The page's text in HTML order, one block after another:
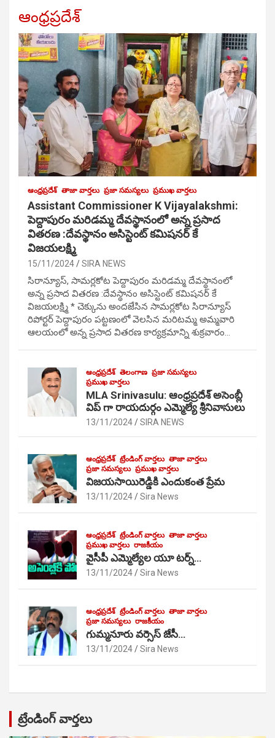
ఆంధ్రప్రదేశ్
ఆంధ్రప్రదేశ్ తాజా వార్తలు ప్రజా సమస్యలు ప్రముఖ వార్తలు
Assistant Commissioner K Vijayalakshmi:
పెద్దాపురం మరిడమ్మ దేవస్థానంలో అన్న ప్రసాద
వితరణ :దేవస్థానం అసిస్టెంట్ కమిషనర్ కే
విజయలక్ష్మి
15/11/2024 SIRA NEWS
సిరాన్యూస్, సామర్లకోట పెద్దాపురం మరిడమ్మ దేవస్థానంలో
అన్న ప్రసాద వితరణ :దేవస్థానం అసిస్టెంట్ కమిషనర్ కే
విజయలక్ష్మి * చెక్కును అందజేసిన సామర్లకోట సిరాన్యూస్
రిపోర్టర్ పెద్దాపురం పట్టణంలో వెలసిన మరిటమ్మ అమ్మవారి
ఆలయంలో అన్న ప్రసాద వితరణ కార్యక్రమాన్ని శుక్రవారం…
ఆంధ్రప్రదేశ్ తెలంగాణ ప్రజా సమస్యలు
ప్రముఖ వార్తలు
MLA Srinivasulu: ఆంధ్రప్రదేశ్ అసెంబ్లీ
విప్ గా రాయదుర్గం ఎమ్మెల్యే శ్రీనివాసులు
13/11/2024 SIRA NEWS
ఆంధ్రప్రదేశ్ ట్రేండింగ్ వార్తలు తాజా వార్తలు
ప్రజా సమస్యలు ప్రముఖ వార్తలు
విజయసాయిరెడ్డికి ఎందుకంత ప్రేమ
13/11/2024 Sira News
ఆంధ్రప్రదేశ్ ట్రేండింగ్ వార్తలు తాజా వార్తలు
ప్రముఖ వార్తలు రాజకీయం
వైసీపీ ఎమ్మెల్యేల యూ టర్న్…
13/11/2024 Sira News
ఆంధ్రప్రదేశ్ ట్రేండింగ్ వార్తలు తాజా వార్తలు
ప్రజా సమస్యలు రాజకీయం
గుమ్మనూరు వర్సెస్ జేసీ…
13/11/2024 Sira News
ట్రేండింగ్ వార్తలు